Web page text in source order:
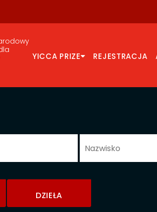
YICCA PRIZE REJESTRACJA
DZIEŁA